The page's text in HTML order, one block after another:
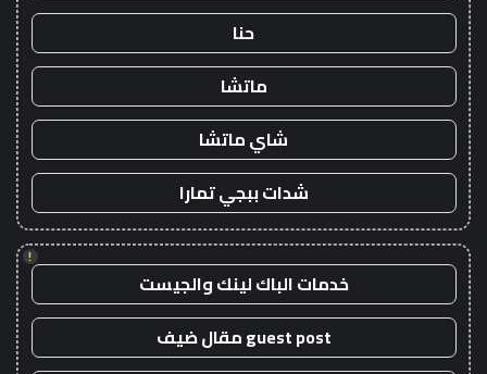
حنا
ماتشا
شاي ماتشا
شدات ببجي تمارا
!
خدمات الباك لينك والجيست
guest post مقال ضيف